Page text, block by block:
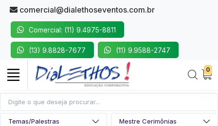
comercial@dialethoseventos.com.br
Comercial: (11) 9.4975-8811
(13) 9.8828-7677 (11) 9.9588-2747
0